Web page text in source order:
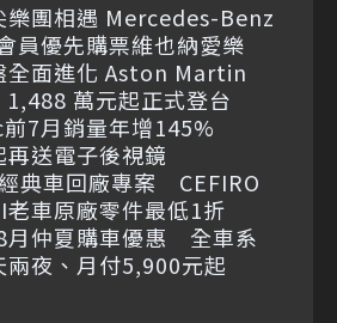
樂團相遇 Mercedes-Benz
員優先購票維也納愛樂
全面進化 Aston Martin
1,488 萬元起正式登台
7月銷量年增145%
送電子後視鏡
典車回廠專案 CEFIRO
車原廠零件最低1折
月仲夏購車優惠 全車系
兩夜、月付5,900元起